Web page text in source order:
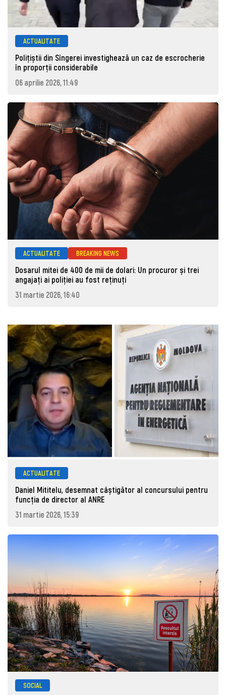
ACTUALITATE
Polițiștii din Sîngerei investighează un caz de escrocherie
în proporții considerabile
06 aprilie 2026, 11:49
ACTUALITATE BREAKING NEWS
Dosarul mitei de 400 de mii de dolari: Un procuror și trei
angajați ai poliției au fost reținuți
31 martie 2026, 16:40
ACTUALITATE
Daniel Mititelu, desemnat câștigător al concursului pentru
funcția de director al ANRE
31 martie 2026, 15:39
SOCIAL